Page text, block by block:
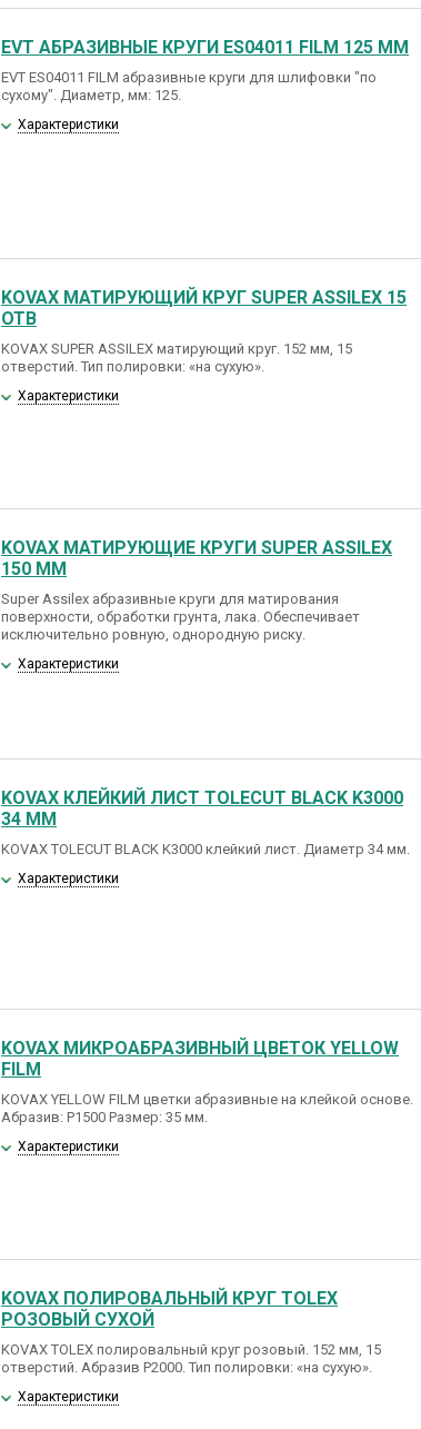
EVT АБРАЗИВНЫЕ КРУГИ ES04011 FILM 125 ММ
EVT ES04011 FILM абразивные круги для шлифовки "по
сухому". Диаметр, мм: 125.
Характеристики
KOVAX МАТИРУЮЩИЙ КРУГ SUPER ASSILEX 15
ОТВ
KOVAX SUPER ASSILEX матирующий круг. 152 мм, 15
отверстий. Тип полировки: «на сухую».
Характеристики
KOVAX МАТИРУЮЩИЕ КРУГИ SUPER ASSILEX
150 ММ
Super Assilex абразивные круги для матирования
поверхности, обработки грунта, лака. Обеспечивает
исключительно ровную, однородную риску.
Характеристики
KOVAX КЛЕЙКИЙ ЛИСТ TOLECUT BLACK K3000
34 ММ
KOVAX TOLECUT BLACK K3000 клейкий лист. Диаметр 34 мм.
Характеристики
KOVAX МИКРОАБРАЗИВНЫЙ ЦВЕТОК YELLOW
FILM
KOVAX YELLOW FILM цветки абразивные на клейкой основе.
Абразив: Р1500 Размер: 35 мм.
Характеристики
KOVAX ПОЛИРОВАЛЬНЫЙ КРУГ TOLEX
РОЗОВЫЙ СУХОЙ
KOVAX TOLEX полировальный круг розовый. 152 мм, 15
отверстий. Абразив Р2000. Тип полировки: «на сухую».
Характеристики